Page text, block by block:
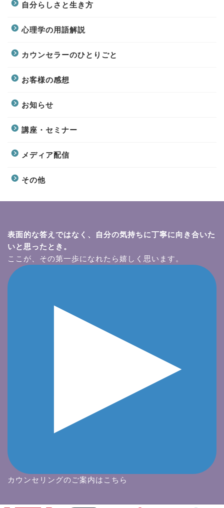
自分らしさと生き方
心理学の用語解説
カウンセラーのひとりごと
お客様の感想
お知らせ
講座・セミナー
メディア配信
その他
表面的な答えではなく、自分の気持ちに丁寧に向き合いた
いと思ったとき。
ここが、その第一歩になれたら嬉しく思います。
カウンセリングのご案内はこちら